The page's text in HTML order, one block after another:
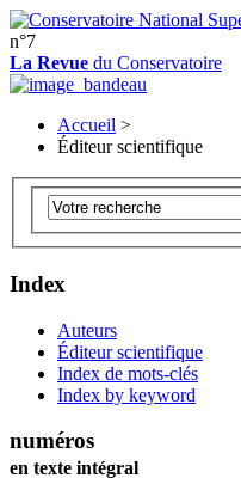
n°7
La Revue du Conservatoire
Accueil >
Éditeur scientifique
Index
Auteurs
Éditeur scientifique
Index de mots-clés
Index by keyword
numéros
en texte intégral